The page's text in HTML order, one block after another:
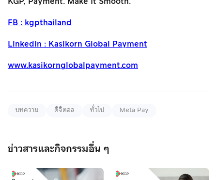
FB : kgpthailand
LinkedIn : Kasikorn Global Payment
www.kasikornglobalpayment.com
บทความ ดิจิตอล ทั่วไป Meta Pay
ข่าวสารและกิจกรรมอื่น ๆ